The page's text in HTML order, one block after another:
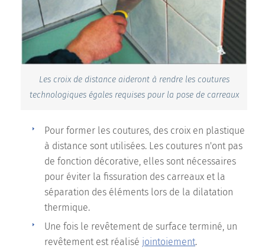
Les croix de distance aideront à rendre les coutures
technologiques égales requises pour la pose de carreaux
Pour former les coutures, des croix en plastique
à distance sont utilisées. Les coutures n'ont pas
de fonction décorative, elles sont nécessaires
pour éviter la fissuration des carreaux et la
séparation des éléments lors de la dilatation
thermique.
Une fois le revêtement de surface terminé, un
revêtement est réalisé jointoiement.